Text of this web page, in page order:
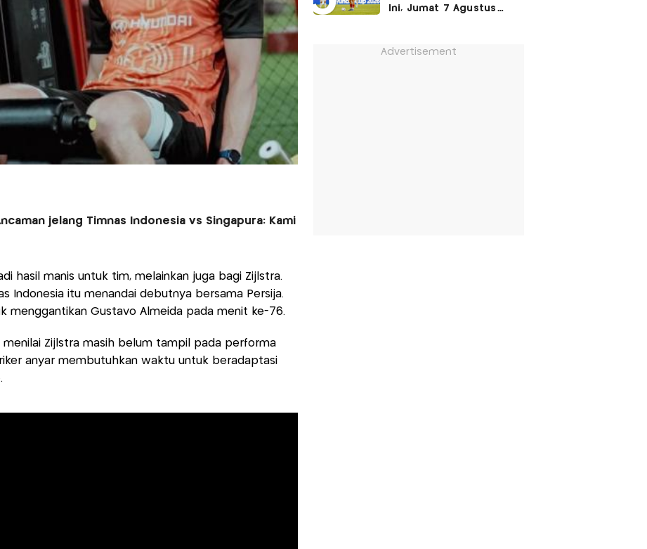
jelang Timnas Indonesia vs Singapura: Kami
hasil manis untuk tim, melainkan juga bagi Zijlstra.
Indonesia itu menandai debutnya bersama Persija.
menggantikan Gustavo Almeida pada menit ke-76.
Zijlstra masih belum tampil pada performa
anyar membutuhkan waktu untuk beradaptasi
Ini, Jumat 7 Agustus
Advertisement